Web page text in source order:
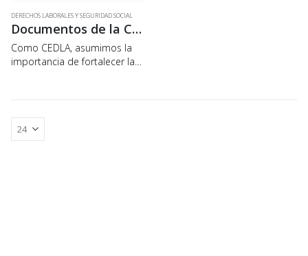
DERECHOS LABORALES Y SEGURIDAD SOCIAL
Documentos de la Central Obrera Boliviana (COB)
Como CEDLA, asumimos la
importancia de fortalecer la
económica, social y laboral en
las que se debate del país, la
misma que…